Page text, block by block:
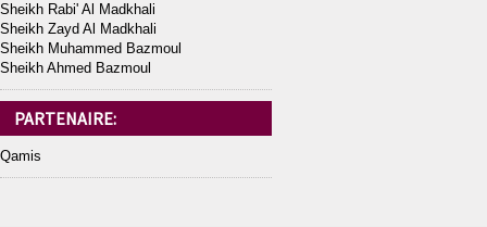
Sheikh Rabi' Al Madkhali
Sheikh Zayd Al Madkhali
Sheikh Muhammed Bazmoul
Sheikh Ahmed Bazmoul
PARTENAIRE:
Qamis